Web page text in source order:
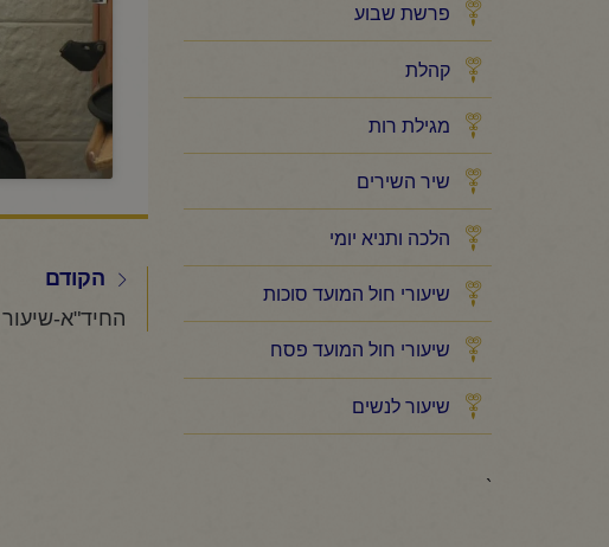
פרשת שבוע
קהלת
מגילת רות
שיר השירים
הלכה ותניא יומי
שיעורי חול המועד סוכות
שיעורי חול המועד פסח
שיעור לנשים
`
הקודם